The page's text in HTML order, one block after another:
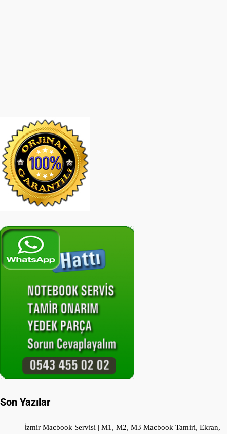
Son Yazılar
İzmir Macbook Servisi | M1, M2, M3 Macbook Tamiri, Ekran,